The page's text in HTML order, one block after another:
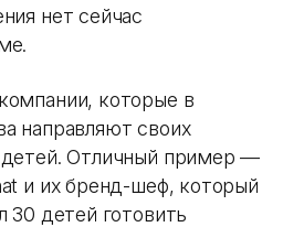
нет сейчас
которые в
направляют своих
детей. Отличный пример —
и их бренд-шеф, который
30 детей готовить